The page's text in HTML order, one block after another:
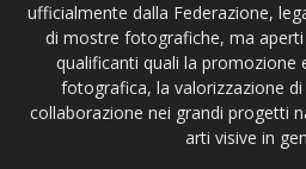
ufficialmente dalla Federazione,
di mostre fotografiche, ma aperti
qualificanti quali la promozione
fotografica, la valorizzazione
collaborazione nei grandi progetti
arti visive in